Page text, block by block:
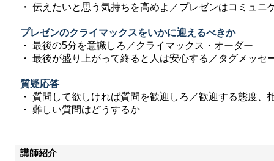
・ 伝えたいと思う気持ちを高めよ／プレゼンはコミュニ
プレゼンのクライマックスをいかに迎えるべきか
・ 最後の5分を意識しろ／クライマックス・オーダー
・ 最後が盛り上がって終ると人は安心する／タグメッセ
質疑応答
・ 質問して欲しければ質問を歓迎しろ／歓迎する態度、
・ 難しい質問はどうするか
講師紹介